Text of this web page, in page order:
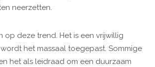
neerzetten.
op deze trend. Het is een vrijwillig
het massaal toegepast. Sommige
het als leidraad om een duurzaam